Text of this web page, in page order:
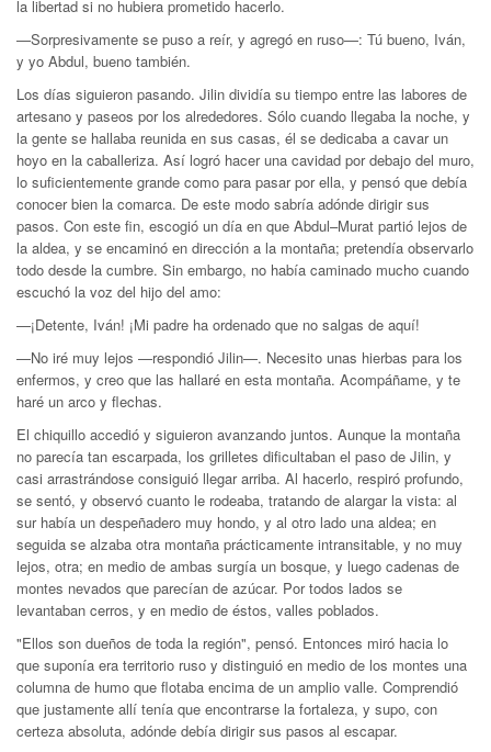
la libertad si no hubiera prometido hacerlo.
—Sorpresivamente se puso a reír, y agregó en ruso—: Tú bueno, Iván,
y yo Abdul, bueno también.
Los días siguieron pasando. Jilin dividía su tiempo entre las labores de
artesano y paseos por los alrededores. Sólo cuando llegaba la noche, y
la gente se hallaba reunida en sus casas, él se dedicaba a cavar un
hoyo en la caballeriza. Así logró hacer una cavidad por debajo del muro,
lo suficientemente grande como para pasar por ella, y pensó que debía
conocer bien la comarca. De este modo sabría adónde dirigir sus
pasos. Con este fin, escogió un día en que Abdul–Murat partió lejos de
la aldea, y se encaminó en dirección a la montaña; pretendía observarlo
todo desde la cumbre. Sin embargo, no había caminado mucho cuando
escuchó la voz del hijo del amo:
—¡Detente, Iván! ¡Mi padre ha ordenado que no salgas de aquí!
—No iré muy lejos —respondió Jilin—. Necesito unas hierbas para los
enfermos, y creo que las hallaré en esta montaña. Acompáñame, y te
haré un arco y flechas.
El chiquillo accedió y siguieron avanzando juntos. Aunque la montaña
no parecía tan escarpada, los grilletes dificultaban el paso de Jilin, y
casi arrastrándose consiguió llegar arriba. Al hacerlo, respiró profundo,
se sentó, y observó cuanto le rodeaba, tratando de alargar la vista: al
sur había un despeñadero muy hondo, y al otro lado una aldea; en
seguida se alzaba otra montaña prácticamente intransitable, y no muy
lejos, otra; en medio de ambas surgía un bosque, y luego cadenas de
montes nevados que parecían de azúcar. Por todos lados se
levantaban cerros, y en medio de éstos, valles poblados.
"Ellos son dueños de toda la región", pensó. Entonces miró hacia lo
que suponía era territorio ruso y distinguió en medio de los montes una
columna de humo que flotaba encima de un amplio valle. Comprendió
que justamente allí tenía que encontrarse la fortaleza, y supo, con
certeza absoluta, adónde debía dirigir sus pasos al escapar.